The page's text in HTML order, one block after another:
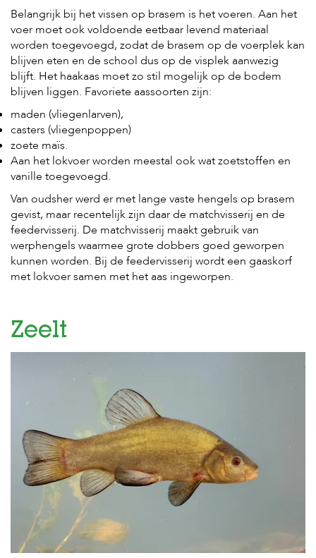
Belangrijk bij het vissen op brasem is het voeren. Aan het
voer moet ook voldoende eetbaar levend materiaal
worden toegevoegd, zodat de brasem op de voerplek kan
blijven eten en de school dus op de visplek aanwezig
blijft. Het haakaas moet zo stil mogelijk op de bodem
blijven liggen. Favoriete aassoorten zijn:
maden (vliegenlarven),
casters (vliegenpoppen)
zoete maïs.
Aan het lokvoer worden meestal ook wat zoetstoffen en
vanille toegevoegd.
Van oudsher werd er met lange vaste hengels op brasem
gevist, maar recentelijk zijn daar de matchvisserij en de
feedervisserij. De matchvisserij maakt gebruik van
werphengels waarmee grote dobbers goed geworpen
kunnen worden. Bij de feedervisserij wordt een gaaskorf
met lokvoer samen met het aas ingeworpen.
Zeelt